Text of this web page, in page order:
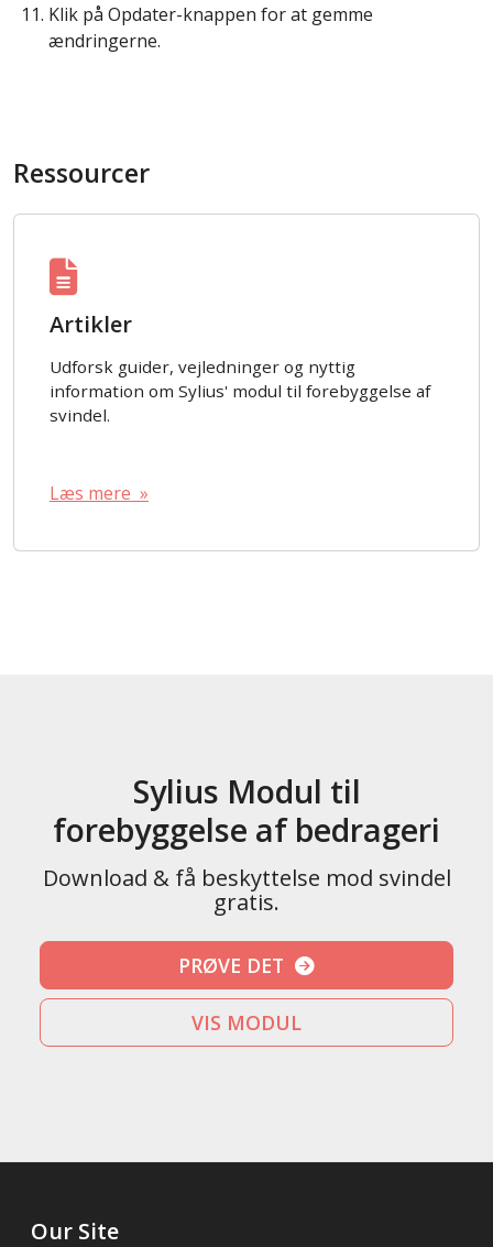
Klik på Opdater-knappen for at gemme
ændringerne.
Ressourcer
Artikler
Udforsk guider, vejledninger og nyttig
information om Sylius' modul til forebyggelse af
svindel.
Læs mere »
Sylius Modul til
forebyggelse af bedrageri
Download & få beskyttelse mod svindel
gratis.
PRØVE DET
VIS MODUL
Our Site